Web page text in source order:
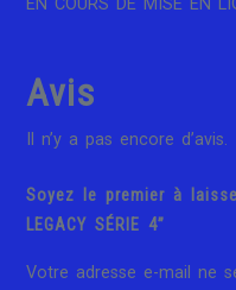
Avis
Il n’y a pas encore d’avis.
Soyez le premier à
LEGACY SÉRIE 4”
Votre adresse e-mail ne